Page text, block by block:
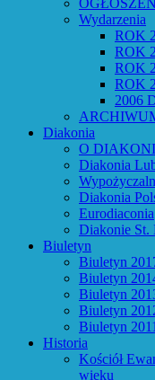
Wydarzenia
ROK
ROK
ROK
ROK
2006
Diakonia
O
Diakonia
Diakonia
Eurodiaconia
Diakonie St.
Biuletyn
Biuletyn
Biuletyn
Biuletyn
Biuletyn
Biuletyn 2011
Historia
Kościół
wieku